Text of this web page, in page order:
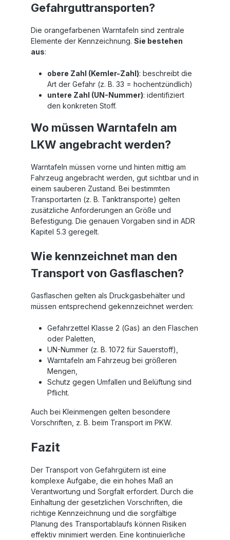
Gefahrguttransporten?
Die orangefarbenen Warntafeln sind zentrale
Elemente der Kennzeichnung. Sie bestehen
aus:
obere Zahl (Kemler-Zahl): beschreibt die
Art der Gefahr (z. B. 33 = hochentzündlich)
untere Zahl (UN-Nummer): identifiziert
den konkreten Stoff.
Wo müssen Warntafeln am
LKW angebracht werden?
Warntafeln müssen vorne und hinten mittig am
Fahrzeug angebracht werden, gut sichtbar und in
einem sauberen Zustand. Bei bestimmten
Transportarten (z. B. Tanktransporte) gelten
zusätzliche Anforderungen an Größe und
Befestigung. Die genauen Vorgaben sind in ADR
Kapitel 5.3 geregelt.
Wie kennzeichnet man den
Transport von Gasflaschen?
Gasflaschen gelten als Druckgasbehälter und
müssen entsprechend gekennzeichnet werden:
Gefahrzettel Klasse 2 (Gas) an den Flaschen
oder Paletten,
UN-Nummer (z. B. 1072 für Sauerstoff),
Warntafeln am Fahrzeug bei größeren
Mengen,
Schutz gegen Umfallen und Belüftung sind
Pflicht.
Auch bei Kleinmengen gelten besondere
Vorschriften, z. B. beim Transport im PKW.
Fazit
Der Transport von Gefahrgütern ist eine
komplexe Aufgabe, die ein hohes Maß an
Verantwortung und Sorgfalt erfordert. Durch die
Einhaltung der gesetzlichen Vorschriften, die
richtige Kennzeichnung und die sorgfältige
Planung des Transportablaufs können Risiken
effektiv minimiert werden. Eine kontinuierliche